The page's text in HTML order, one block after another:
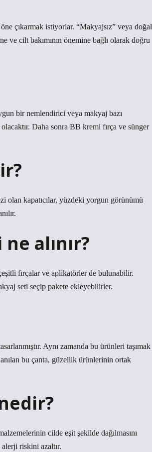
çıkarmak istiyorlar. “Makyajsız” veya doğal
cilt bakımının önemine bağlı olarak doğru
bir nemlendirici veya makyaj bazı
Daha sonra BB kremi fırça ve sünger
olan kapatıcılar, yüzdeki yorgun görünümü
alınır?
fırçalar ve aplikatörler de bulunabilir.
seti seçip pakete ekleyebilirler.
Aynı zamanda bu ürünleri taşımak
bu çanta, güzellik ürünlerinin ortak
cilde eşit şekilde dağılmasını
riskini azaltır.